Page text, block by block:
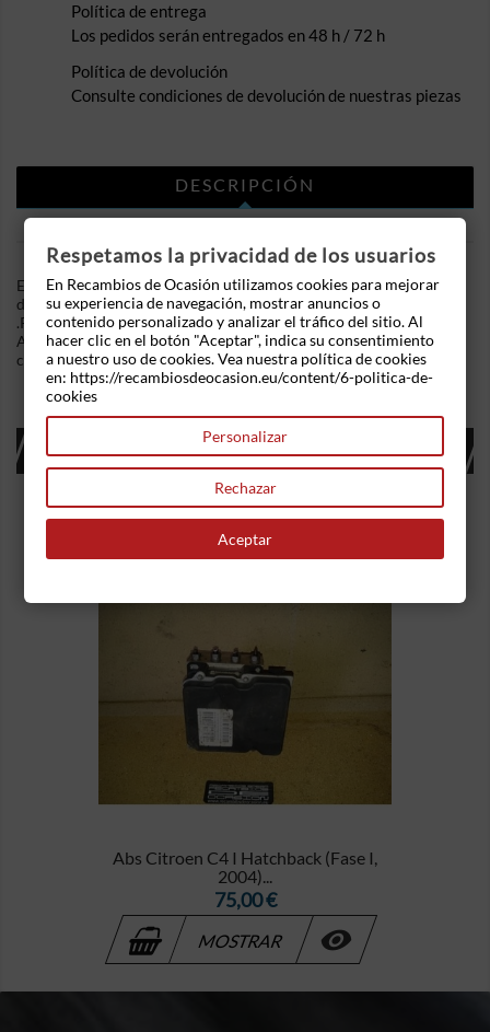
Política de entrega
Los pedidos serán entregados en 48 h / 72 h
Política de devolución
Consulte condiciones de devolución de nuestras piezas
DESCRIPCIÓN
DETALLES DEL PRODUCTO
En Recambios de Ocasion disponemos de Cinturon seguridad
delantero derecho Seat Ibiza II (1993-1999) 1.9 TDI (110 cv)
.Referencia Interna: 05041603391885. Con pretensor incluido.
Ademas, disponemos de mas recambios, si tiene cualquier duda
consultenos.
16 OTROS PRODUCTOS EN LA MISMA
CATEGORÍA:
Abs Citroen C4 I Hatchback (Fase I,
2004)...
Precio
75,00 €
MOSTRAR 
Respetamos la privacidad de los usuarios
En Recambios de Ocasión utilizamos cookies para mejorar
su experiencia de navegación, mostrar anuncios o
contenido personalizado y analizar el tráfico del sitio. Al
hacer clic en el botón "Aceptar", indica su consentimiento
a nuestro uso de cookies. Vea nuestra política de cookies
en: https://recambiosdeocasion.eu/content/6-politica-de-
cookies
Personalizar
Rechazar
Aceptar